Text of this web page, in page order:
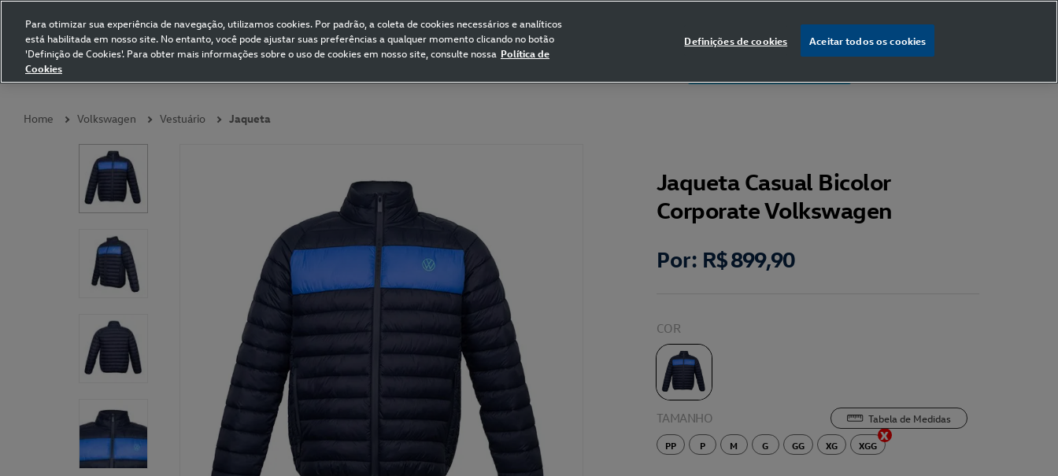
Volkswagen Collection
Coleções
Home Volkswagen Vestuário Jaqueta
Jaqueta Casual Bicolor
Corporate Volkswagen
Por: R$ 899,90
COR
Tabela de Medidas
TAMANHO
PP P M G GG XG XGG
Para otimizar sua experiência de navegação, utilizamos cookies. Por padrão, a coleta de cookies necessários e analíticos
está habilitada em nosso site. No entanto, você pode ajustar suas preferências a qualquer momento clicando no botão
'Definição de Cookies'. Para obter mais informações sobre o uso de cookies em nosso site, consulte nossa Política de
Cookies
Definições de cookies Aceitar todos os cookies